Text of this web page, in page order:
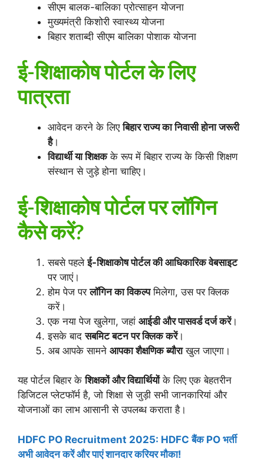
सीएम बालक-बालिका प्रोत्साहन योजना
मुख्यमंत्री किशोरी स्वास्थ्य योजना
बिहार शताब्दी सीएम बालिका पोशाक योजना
ई-शिक्षाकोष पोर्टल के लिए
पात्रता
आवेदन करने के लिएबिहार राज्य का निवासी होना जरूरी
है।
विद्यार्थी या शिक्षकके रूप में बिहार राज्य के किसी शिक्षण
संस्थान से जुड़े होना चाहिए।
ई-शिक्षाकोष पोर्टल पर लॉगिन
कैसे करें?
सबसे पहलेई-शिक्षाकोष पोर्टल की आधिकारिक वेबसाइट
पर जाएं।
होम पेज परलॉगिन का विकल्पमिलेगा, उस पर क्लिक
करें।
एक नया पेज खुलेगा, जहां आईडी और पासवर्ड दर्ज करें।
इसके बादसबमिट बटन पर क्लिक करें।
अब आपके सामने आपका शैक्षणिक ब्यौराखुल जाएगा।
यह पोर्टल बिहार केशिक्षकों और विद्यार्थियोंके लिए एक बेहतरीन
डिजिटल प्लेटफॉर्म है, जो शिक्षा से जुड़ी सभी जानकारियां और
योजनाओं का लाभ आसानी से उपलब्ध कराता है।
HDFC PO Recruitment 2025: HDFC बैंक PO भर्ती
अभी आवेदन करें और पाएं शानदार करियर मौका!